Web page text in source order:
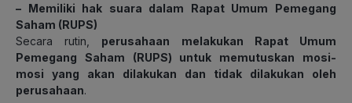
– Memiliki hak suara dalam Rapat Umum Pemegang
Saham (RUPS)
Secara rutin, perusahaan melakukan Rapat Umum
Pemegang Saham (RUPS) untuk memutuskan mosi-
mosi yang akan dilakukan dan tidak dilakukan oleh
perusahaan.